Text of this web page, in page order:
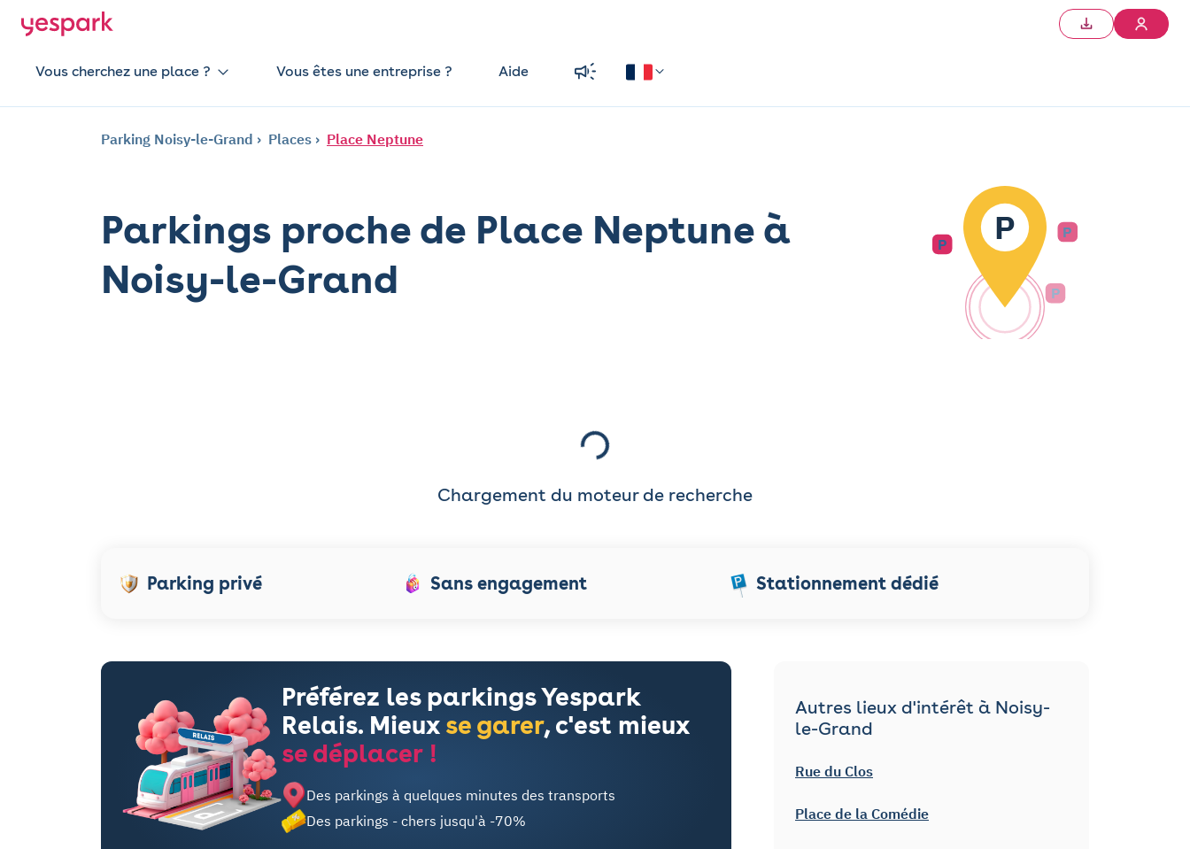
Vous cherchez une place ? Vous êtes une entreprise ? Aide
Parking Noisy-le-Grand Places Place Neptune
Parkings proche de Place Neptune à
Noisy-le-Grand
P
P
P
P
Chargement du moteur de recherche
Parking privé Sans engagement Stationnement dédié
Préférez les parkings Yespark
Relais. Mieux se garer, c'est mieux
se déplacer !
Des parkings à quelques minutes des transports
Des parkings - chers jusqu'à -70%
Autres lieux d'intérêt à Noisy-
le-Grand
Rue du Clos
Place de la Comédie